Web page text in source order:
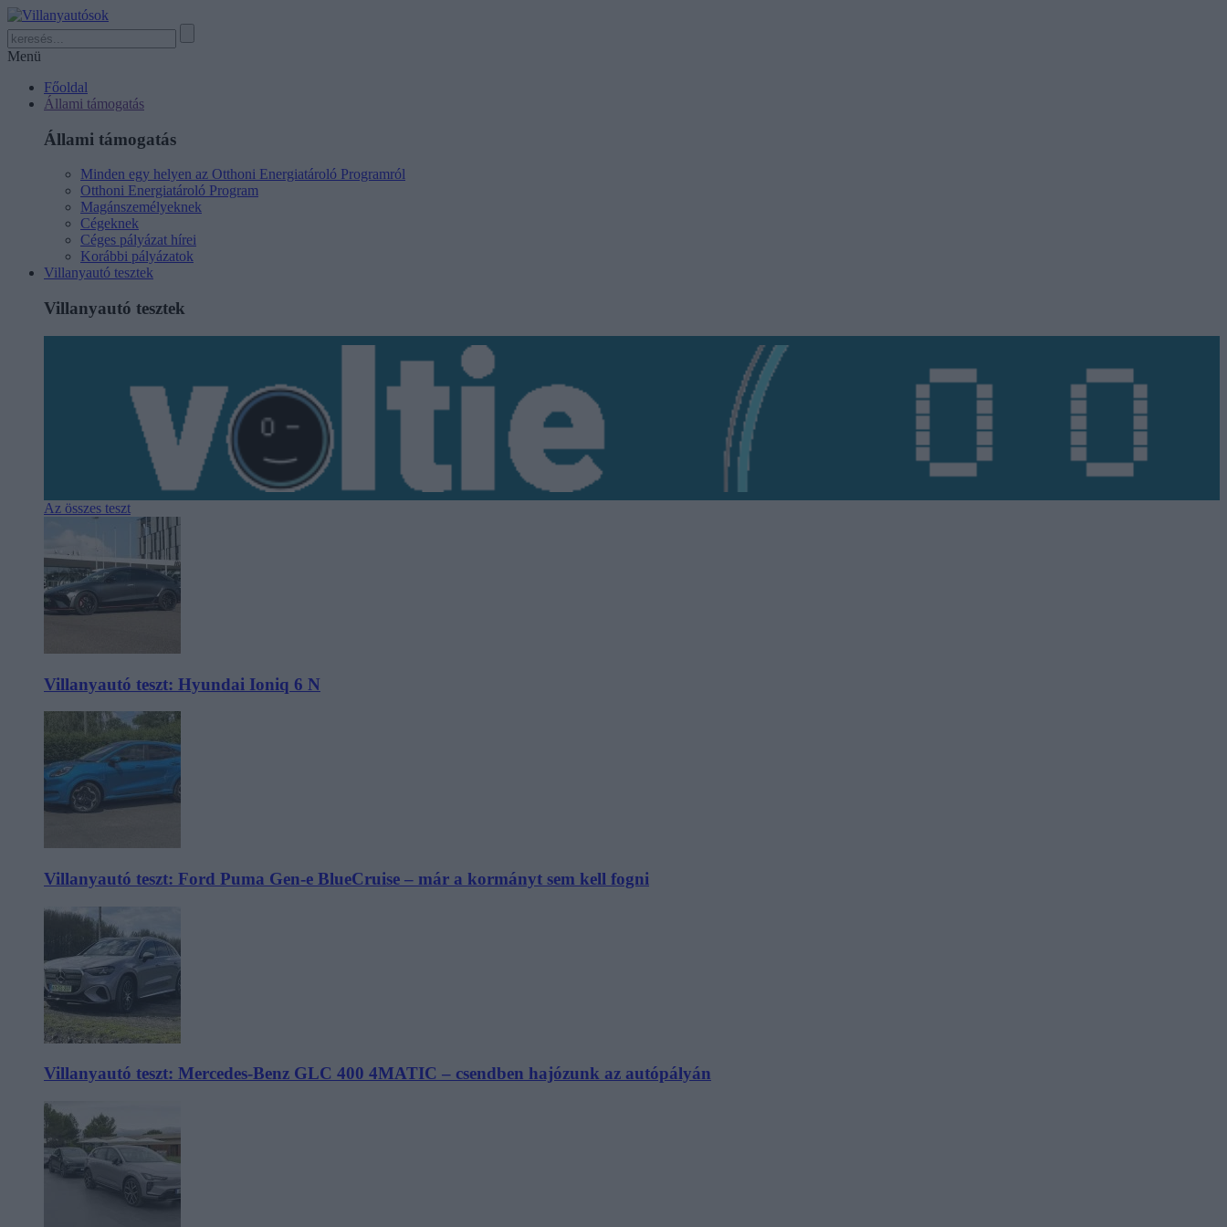
Menü
Főoldal
Állami támogatás
Állami támogatás
Minden egy helyen az Otthoni Energiatároló Programról
Otthoni Energiatároló Program
Magánszemélyeknek
Cégeknek
Céges pályázat hírei
Korábbi pályázatok
Villanyautó tesztek
Villanyautó tesztek
Az összes teszt
Villanyautó teszt: Hyundai Ioniq 6 N
Villanyautó teszt: Ford Puma Gen-e BlueCruise – már a kormányt sem kell fogni
Villanyautó teszt: Mercedes-Benz GLC 400 4MATIC – csendben hajózunk az autópályán